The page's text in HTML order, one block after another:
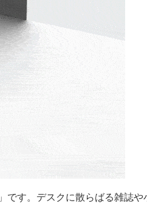
です。デスクに散らばる雑誌や